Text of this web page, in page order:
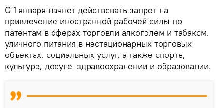
С 1 января начнет действовать запрет на
привлечение иностранной рабочей силы по
патентам в сферах торговли алкоголем и табаком,
уличного питания в нестационарных торговых
объектах, социальных услуг, а также спорте,
культуре, досуге, здравоохранении и образовании.